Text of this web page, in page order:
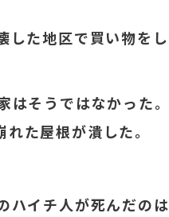
した地区で買い物を
はそうではなかった
た屋根が潰した。
ハイチ人が死んだの